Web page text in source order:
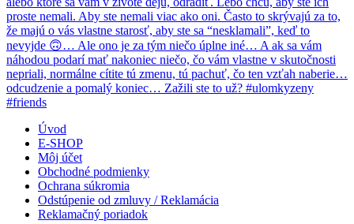
Úvod
E-SHOP
Môj účet
Obchodné podmienky
Ochrana súkromia
Odstúpenie od zmluvy / Reklamácia
Reklamačný poriadok